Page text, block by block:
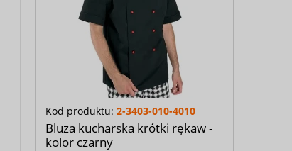
Kod produktu: 2-3403-010-4010
Bluza kucharska krótki rękaw -
kolor czarny